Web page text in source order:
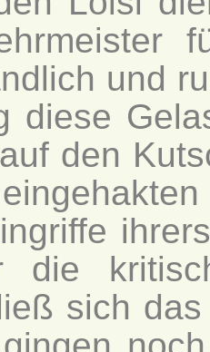
und
diese
den
die
sich